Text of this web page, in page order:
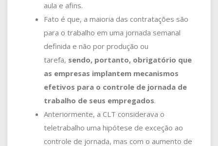
aula e afins.
Fato é que, a maioria das contratações são
para o trabalho em uma jornada semanal
definida e não por produção ou
tarefa, sendo, portanto, obrigatório que
as empresas implantem mecanismos
efetivos para o controle de jornada de
trabalho de seus empregados.
Anteriormente, a CLT considerava o
teletrabalho uma hipótese de exceção ao
controle de jornada, mas com o aumento de